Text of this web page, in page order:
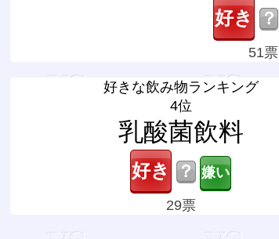
？
51票
好きな飲み物ランキング
4位
乳酸菌飲料
？
29票